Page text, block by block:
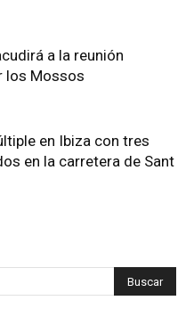
a la reunión
los Mossos
en Ibiza con tres
en la carretera de Sant